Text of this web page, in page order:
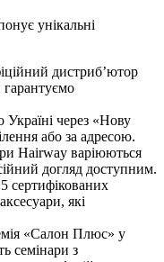
унікальні
дистриб’ютор
Україні через «Нову
або за адресою.
Hairway варіюються
догляд доступним.
сертифікованих
які
«Салон Плюс» у
семінари з